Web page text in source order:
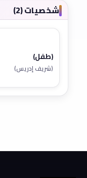
شخصيات (2)
(طفل)
(شريف إدريس)